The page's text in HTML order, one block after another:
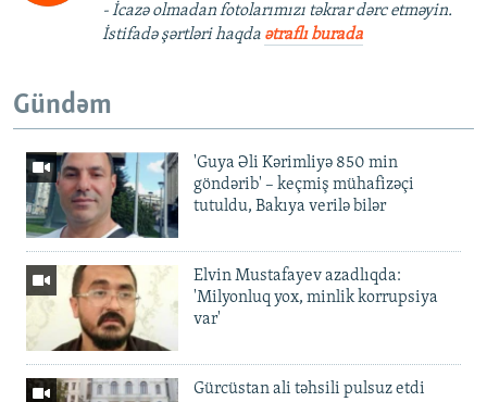
- İcazə olmadan fotolarımızı təkrar dərc etməyin.
İstifadə şərtləri haqda ətraflı burada
Gündəm
'Guya Əli Kərimliyə 850 min
göndərib' – keçmiş mühafizəçi
tutuldu, Bakıya verilə bilər
Elvin Mustafayev azadlıqda:
'Milyonluq yox, minlik korrupsiya
var'
Gürcüstan ali təhsili pulsuz etdi